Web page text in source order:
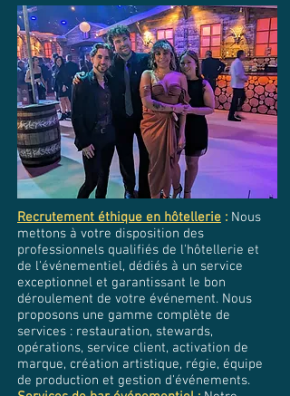
Recrutement éthique en hôtellerie : Nous
mettons à votre disposition des
professionnels qualifiés de l'hôtellerie et
de l'événementiel, dédiés à un service
exceptionnel et garantissant le bon
déroulement de votre événement. Nous
proposons une gamme complète de
services : restauration, stewards,
opérations, service client, activation de
marque, création artistique, régie, équipe
de production et gestion d'événements.